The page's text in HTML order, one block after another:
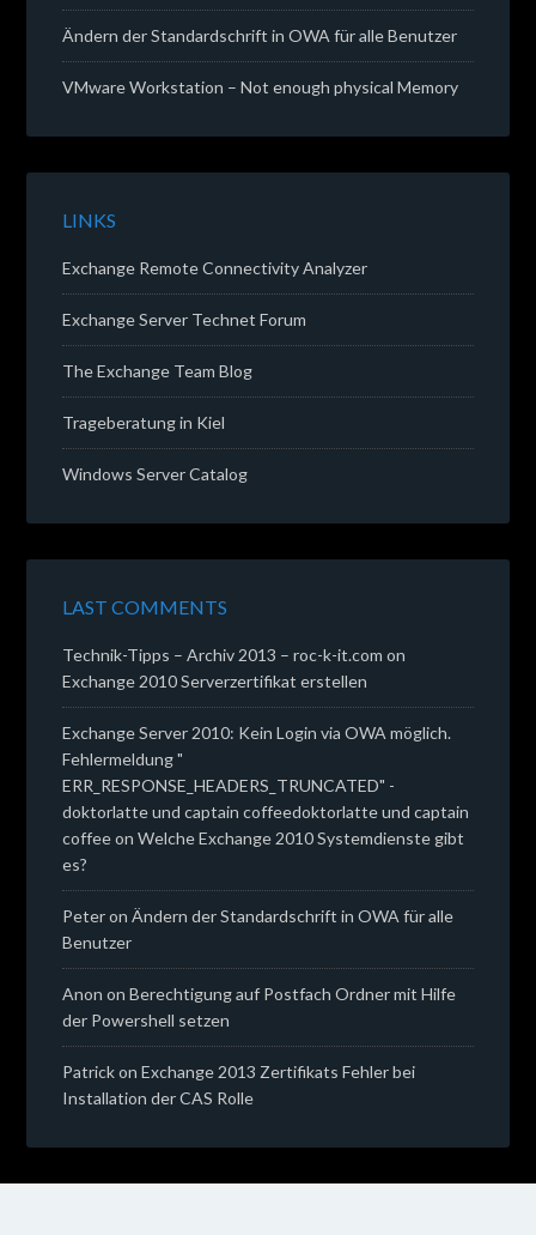
Ändern der Standardschrift in OWA für alle Benutzer
VMware Workstation – Not enough physical Memory
LINKS
Exchange Remote Connectivity Analyzer
Exchange Server Technet Forum
The Exchange Team Blog
Trageberatung in Kiel
Windows Server Catalog
LAST COMMENTS
Technik-Tipps – Archiv 2013 – roc-k-it.com on
Exchange 2010 Serverzertifikat erstellen
Exchange Server 2010: Kein Login via OWA möglich.
Fehlermeldung "
ERR_RESPONSE_HEADERS_TRUNCATED" -
doktorlatte und captain coffeedoktorlatte und captain
coffeeonWelche Exchange 2010 Systemdienste gibt
es?
PeteronÄndern der Standardschrift in OWA für alle
Benutzer
Anon onBerechtigung auf Postfach Ordner mit Hilfe
der Powershell setzen
PatrickonExchange 2013 Zertifikats Fehler bei
Installation der CAS Rolle